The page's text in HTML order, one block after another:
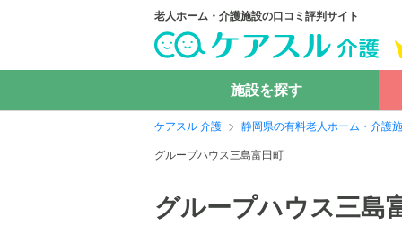
老人ホーム・介護施設の口コミ評判サイト
施設を探す
ケアスル 介護 静岡県の有料老人ホーム・介護
グループハウス三島富田町
グループハウス三島